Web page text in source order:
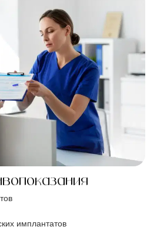
имплантатов